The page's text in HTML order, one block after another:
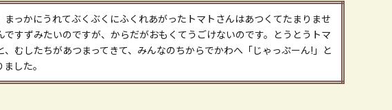
まっかにうれてぶくぶくにふくれあがったトマトさんはあつくてたまりませ
ですずみたいのですが、からだがおもくてうごけないのです。とうとうトマ
、むしたちがあつまってきて、みんなのちからでかわへ「じゃっぷーん!」と
した。